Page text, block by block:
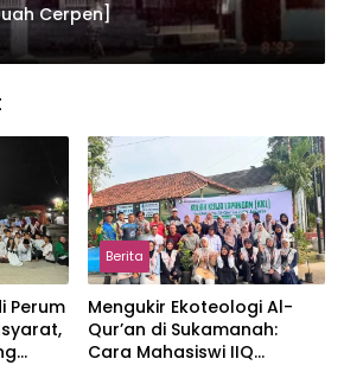
Cerpen]
Perum
Berita
Mengukir Ekoteologi Al-
Qur’an di Sukamanah:
Cara Mahasiswi IIQ